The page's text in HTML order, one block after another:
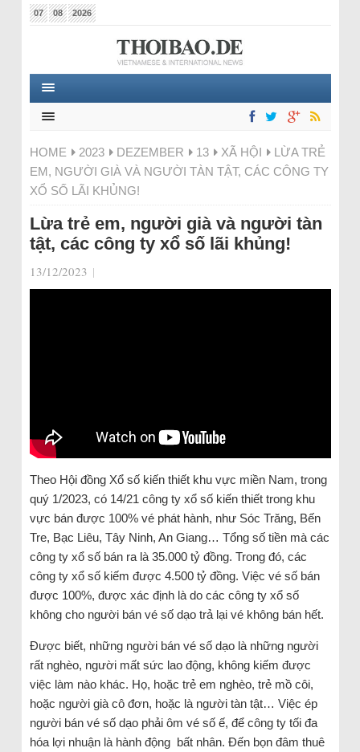
07 08 2026
HOME 2023 DEZEMBER 13 XÃ HỘI
LỪA TRẺ
EM, NGƯỜI GIÀ VÀ NGƯỜI TÀN TẬT, CÁC CÔNG TY
XỔ SỐ LÃI KHỦNG!
Lừa trẻ em, người già và người tàn
tật, các công ty xổ số lãi khủng!
13/12/2023 |
Theo Hội đồng Xổ số kiến thiết khu vực miền Nam, trong
quý 1/2023, có 14/21 công ty xổ số kiến thiết trong khu
vực bán được 100% vé phát hành, như Sóc Trăng, Bến
Tre, Bạc Liêu, Tây Ninh, An Giang… Tổng số tiền mà các
công ty xổ số bán ra là 35.000 tỷ đồng. Trong đó, các
công ty xổ số kiếm được 4.500 tỷ đồng. Việc vé số bán
được 100%, được xác định là do các công ty xổ số
không cho người bán vé số dạo trả lại vé không bán hết.
Được biết, những người bán vé số dạo là những người
rất nghèo, người mất sức lao động, không kiếm được
việc làm nào khác. Họ, hoặc trẻ em nghèo, trẻ mồ côi,
hoặc người già cô đơn, hoặc là người tàn tật… Việc ép
người bán vé số dạo phải ôm vé số ế, để công ty tối đa
hóa lợi nhuận là hành động bất nhân. Đến bọn đâm thuê